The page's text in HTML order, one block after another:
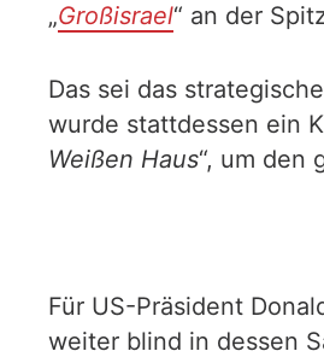
„Großisrael“ an der
Das sei das
wurde stattdessen ein
Weißen Haus“, um den
Für US-Präsident
weiter blind in dessen